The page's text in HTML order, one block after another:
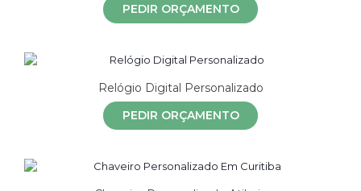
PEDIR ORÇAMENTO
Relógio Digital Personalizado
PEDIR ORÇAMENTO